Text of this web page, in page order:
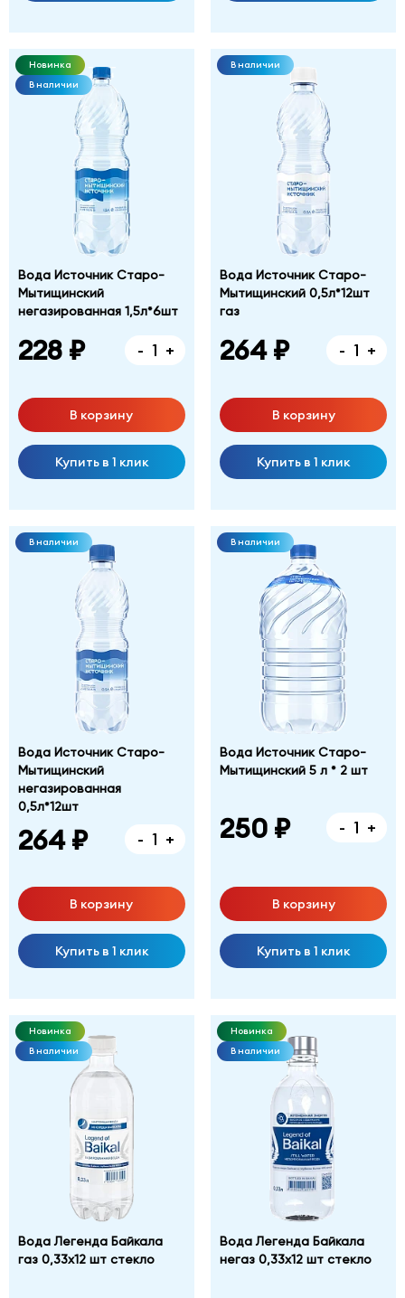
Новинка
В наличии
Вода Источник Старо-
Мытищинский
негазированная 1,5л*6шт
228 ₽ - +
В корзину
Купить в 1 клик
В наличии
Вода Источник Старо-
Мытищинский 0,5л*12шт
газ
264 ₽ - +
В корзину
Купить в 1 клик
В наличии
Вода Источник Старо-
Мытищинский
негазированная
0,5л*12шт
264 ₽ - +
В корзину
Купить в 1 клик
В наличии
Вода Источник Старо-
Мытищинский 5 л * 2 шт
250 ₽ - +
В корзину
Купить в 1 клик
Новинка
В наличии
Вода Легенда Байкала
газ 0,33х12 шт стекло
Новинка
В наличии
Вода Легенда Байкала
негаз 0,33х12 шт стекло